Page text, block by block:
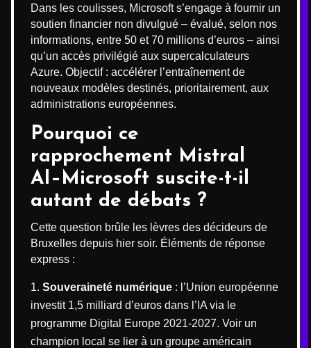
Dans les coulisses, Microsoft s’engage à fournir un
soutien financier non divulgué – évalué, selon nos
informations, entre 50 et 70 millions d’euros – ainsi
qu’un accès privilégié aux supercalculateurs
Azure. Objectif : accélérer l’entraînement de
nouveaux modèles destinés, prioritairement, aux
administrations européennes.
Pourquoi ce
rapprochement Mistral
AI–Microsoft suscite-t-il
autant de débats ?
Cette question brûle les lèvres des décideurs de
Bruxelles depuis hier soir. Éléments de réponse
express :
Souveraineté numérique : l’Union européenne
investit 1,5 milliard d’euros dans l’IA via le
programme Digital Europe 2021-2027. Voir un
champion local se lier à un groupe américain